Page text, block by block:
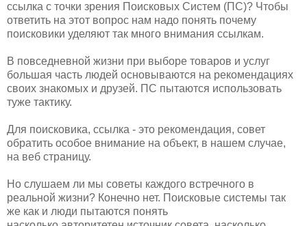
ссылка с точки зрения Поисковых Систем (ПС)? Чтобы
ответить на этот вопрос нам надо понять почему
поисковики уделяют так много внимания ссылкам.
В повседневной жизни при выборе товаров и услуг
большая часть людей основываются на рекомендациях
своих знакомых и друзей. ПС пытаются использовать
туже тактику.
Для поисковика, ссылка - это рекомендация, совет
обратить особое внимание на объект, в нашем случае,
на веб страницу.
Но слушаем ли мы советы каждого встречного в
реальной жизни? Конечно нет. Поисковые системы так
же как и люди пытаются понять